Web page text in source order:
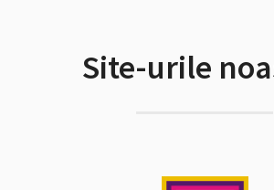
Site-urile